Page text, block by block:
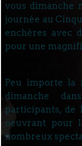
vous dimanche
journée au
enchères avec
pour une
Peu importe la
dimanche
participants, de
oeuvrant pour
nombreux